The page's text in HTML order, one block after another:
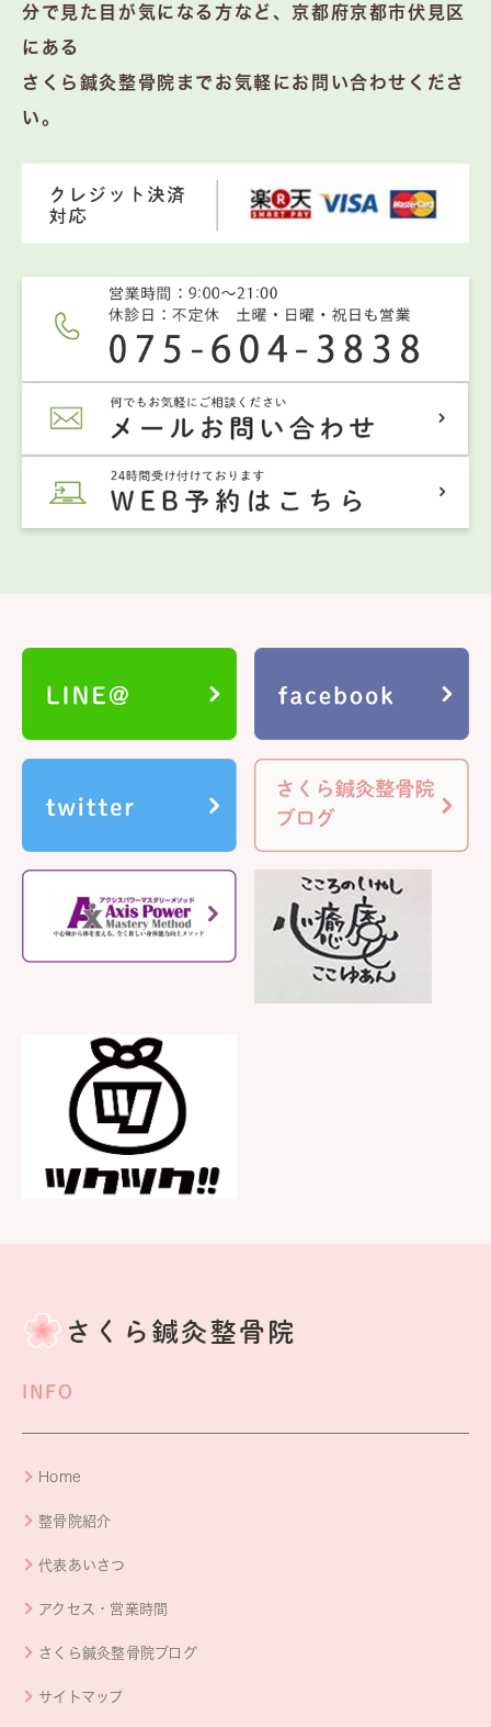
分で見た目が気になる方など、京都府京都市伏見区
にある
さくら鍼灸整骨院までお気軽にお問い合わせくださ
い。
INFO
Home
整骨院紹介
代表あいさつ
アクセス・営業時間
さくら鍼灸整骨院ブログ
サイトマップ